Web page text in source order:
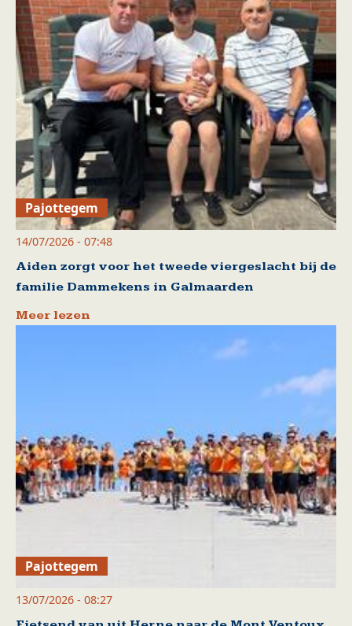
Pajottegem
14/07/2026 - 07:48
Aiden zorgt voor het tweede viergeslacht bij de
familie Dammekens in Galmaarden
Meer lezen
Pajottegem
13/07/2026 - 08:27